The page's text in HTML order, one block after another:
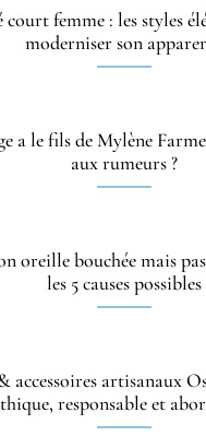
court femme : les styles
moderniser son
a le fils de Mylène
aux rumeurs ?
oreille bouchée mais
les 5 causes possibles
accessoires artisanaux
responsable et